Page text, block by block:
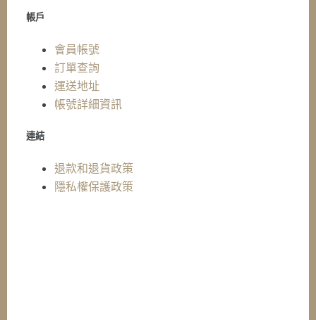
帳戶
會員帳號
訂單查詢
運送地址
帳號詳細資訊
連結
退款和退貨政策
隱私權保護政策